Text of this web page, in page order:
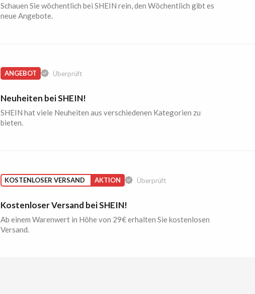
Schauen Sie wöchentlich bei SHEIN rein, den Wöchentlich gibt es
neue Angebote.
ANGEBOT Überprüft
Neuheiten bei SHEIN!
SHEIN hat viele Neuheiten aus verschiedenen Kategorien zu
bieten.
KOSTENLOSER VERSAND AKTION Überprüft
Kostenloser Versand bei SHEIN!
Ab einem Warenwert in Höhe von 29€ erhalten Sie kostenlosen
Versand.